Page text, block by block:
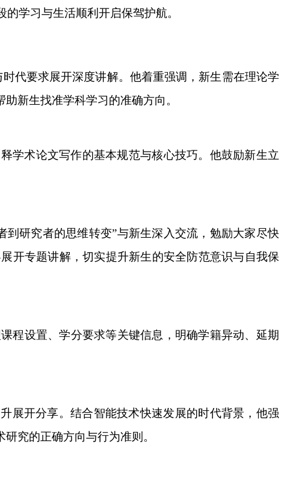
的学习与生活顺利开启保驾护航。
代要求展开深度讲解。他着重强调，新生需在理论学
新生找准学科学习的准确方向。
学术论文写作的基本规范与核心技巧。他鼓励新生立
研究者的思维转变”与新生深入交流，勉励大家尽快
开专题讲解，切实提升新生的安全防范意识与自我保
程设置、学分要求等关键信息，明确学籍异动、延期
展开分享。结合智能技术快速发展的时代背景，他强
究的正确方向与行为准则。